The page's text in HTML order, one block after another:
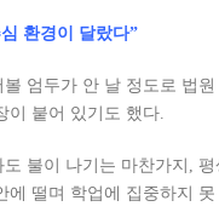
환경이 달랐다”
엄두가 안 날 정도로 법
이 붙어 있기도 했다.
불이 나기는 마찬가지,
에 떨며 학업에 집중하지